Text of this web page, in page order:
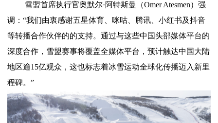
雪盟首席执行官奥默尔·阿特斯曼（Omer Atesmen）强
调：“我们由衷感谢五星体育、咪咕、腾讯、小红书及抖音
等转播合作伙伴的的支持。通过与这些中国头部媒体平台的
深度合作，雪盟赛事将覆盖全媒体平台，预计触达中国大陆
地区逾15亿观众，这也标志着冰雪运动全球化传播迈入新里
程碑。”